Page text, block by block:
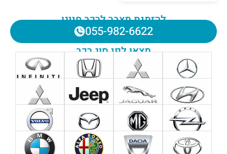
להזמנת מצבר לרכב חייגו
055-982-6622
מצאו לפי סוג רכב